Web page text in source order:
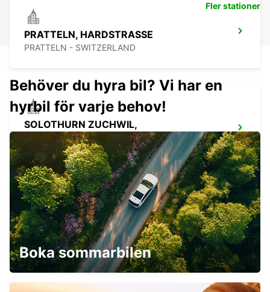
PRATTELN, HARDSTRASSE
PRATTELN - SWITZERLAND
SOLOTHURN ZUCHWIL,
LANGFELDSTRASSE
ZUCHWIL - SWITZERLAND
BASEL DREISPITZ - IKC *RY*
BASEL - SWITZERLAND
Fler stationer
Behöver du hyra bil? Vi har en
hyrbil för varje behov!
Boka sommarbilen